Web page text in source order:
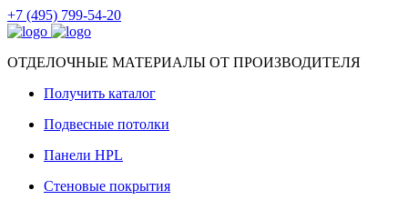
+7 (495) 799-54-20
ОТДЕЛОЧНЫЕ МАТЕРИАЛЫ ОТ ПРОИЗВОДИТЕЛЯ
Получить каталог
Подвесные потолки
Панели HPL
Стеновые покрытия